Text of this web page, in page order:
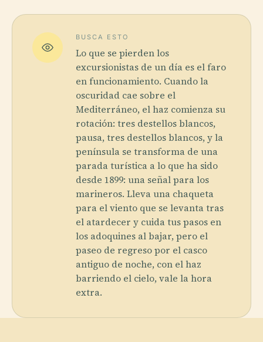
BUSCA ESTO
Lo que se pierden los
excursionistas de un día es el faro
en funcionamiento. Cuando la
oscuridad cae sobre el
Mediterráneo, el haz comienza su
rotación: tres destellos blancos,
pausa, tres destellos blancos, y la
península se transforma de una
parada turística a lo que ha sido
desde 1899: una señal para los
marineros. Lleva una chaqueta
para el viento que se levanta tras
el atardecer y cuida tus pasos en
los adoquines al bajar, pero el
paseo de regreso por el casco
antiguo de noche, con el haz
barriendo el cielo, vale la hora
extra.